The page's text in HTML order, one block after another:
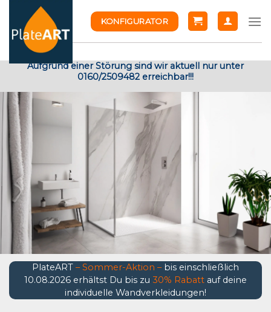
content
KONFIGURATOR
Aufgrund einer Störung sind wir aktuell nur unter
0160/2509482 erreichbar!!!
PlateART – Sommer-Aktion – bis einschließlich
10.08.2026 erhältst Du bis zu 30% Rabatt auf deine
individuelle Wandverkleidungen!